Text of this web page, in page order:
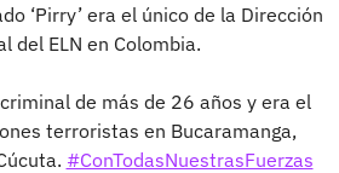
‘Pirry’ era el único de la Dirección
del ELN en Colombia.
de más de 26 años y era el
terroristas en Bucaramanga,
#ConTodasNuestrasFuerzas